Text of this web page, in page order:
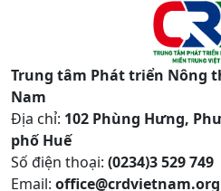
Trung tâm Phát triển Nông
Nam
Địa chỉ: 102 Phùng Hưng,
phố Huế
Số điện thoại: (0234)3 529 749
Email: office@crdvietnam.org